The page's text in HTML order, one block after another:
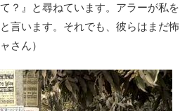
？』と尋ねています。アラーが私を
言います。それでも、彼らはまだ怖
さん）